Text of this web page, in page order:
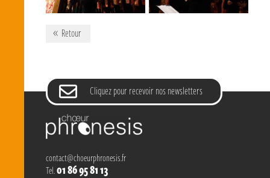
Retour
Cliquez pour recevoir nos newsletters
contact@choeurphronesis.fr
Tel.01 86 95 81 13